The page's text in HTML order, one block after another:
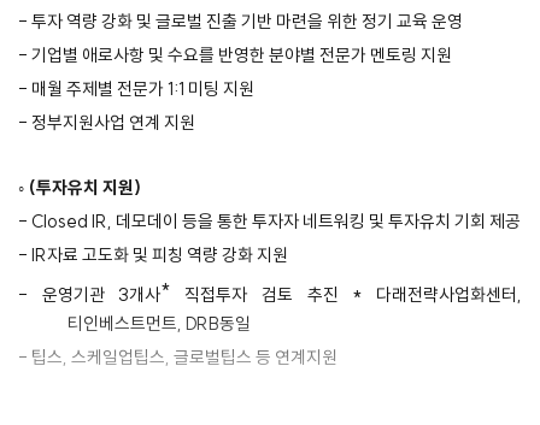
- 투자 역량 강화 및 글로벌 진출 기반 마련을 위한 정기 교육 운영
- 기업별 애로사항 및 수요를 반영한 분야별 전문가 멘토링 지원
- 매월 주제별 전문가 1:1 미팅 지원
- 정부지원사업 연계 지원
◦ (투자유치 지원)
- Closed IR, 데모데이 등을 통한 투자자 네트워킹 및 투자유치 기회 제공
- IR자료 고도화 및 피칭 역량 강화 지원
-
운영기관 3개사* 직접투자 검토 추진 * 다래전략사업화센터,
티인베스트먼트, DRB동일
- 팁스, 스케일업팁스, 글로벌팁스 등 연계지원